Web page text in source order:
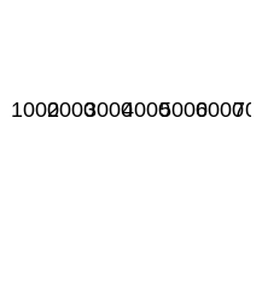
100020003000400050006000